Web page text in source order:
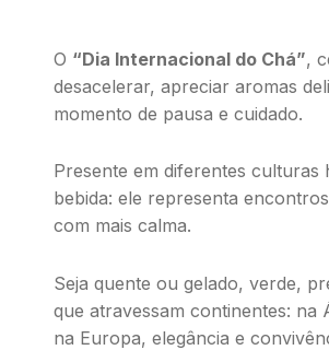
O “Dia Internacional do Chá”,
desacelerar, apreciar aromas
momento de pausa e cuidado.
Presente em diferentes culturas
bebida: ele representa
com mais calma.
Seja quente ou gelado, verde,
que atravessam continentes: na
na Europa, elegância e